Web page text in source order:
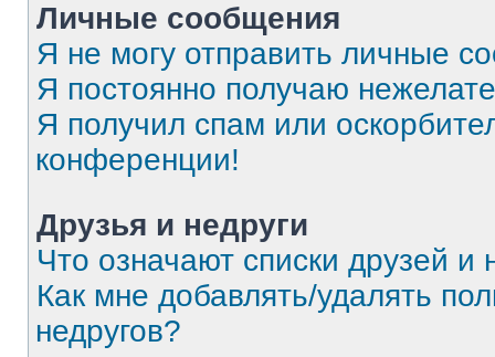
Личные сообщения
Я не могу отправить личные
Я постоянно получаю
Я получил спам или
конференции!
Друзья и недруги
Что означают списки друзей и
Как мне добавлять/удалять
недругов?